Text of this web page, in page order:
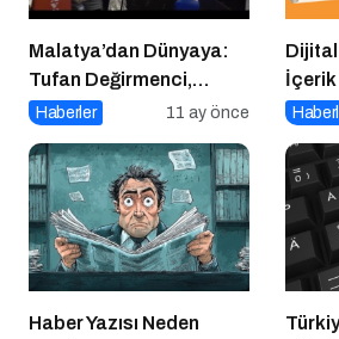
Malatya’dan Dünyaya:
Tufan Değirmenci,
Fethiye’de Ringe Çıkıyor
Haberler 11 ay önce
İçerik
Haber Yazısı Neden